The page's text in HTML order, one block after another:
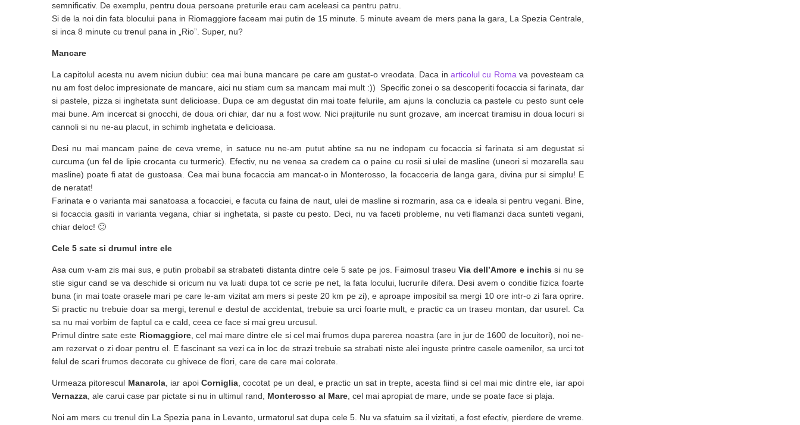
semnificativ. De exemplu, pentru doua persoane preturile erau cam aceleasi ca pentru patru.
Si de la noi din fata blocului pana in Riomaggiore faceam mai putin de 15 minute. 5 minute aveam de mers pana la gara, La Spezia Centrale,
si inca 8 minute cu trenul pana in „Rio”. Super, nu?
Mancare
La capitolul acesta nu avem niciun dubiu: cea mai buna mancare pe care am gustat-o vreodata. Daca inarticolul cu Roma va povesteam ca
nu am fost deloc impresionate de mancare, aici nu stiam cum sa mancam mai mult :)) Specific zonei o sa descoperiti focaccia si farinata, dar
si pastele, pizza si inghetata sunt delicioase. Dupa ce am degustat din mai toate felurile, am ajuns la concluzia ca pastele cu pesto sunt cele
mai bune. Am incercat si gnocchi, de doua ori chiar, dar nu a fost wow. Nici prajiturile nu sunt grozave, am incercat tiramisu in doua locuri si
cannoli si nu ne-au placut, in schimb inghetata e delicioasa.
Desi nu mai mancam paine de ceva vreme, in satuce nu ne-am putut abtine sa nu ne indopam cu focaccia si farinata si am degustat si
curcuma (un fel de lipie crocanta cu turmeric). Efectiv, nu ne venea sa credem ca o paine cu rosii si ulei de masline (uneori si mozarella sau
masline) poate fi atat de gustoasa. Cea mai buna focaccia am mancat-o in Monterosso, la focacceria de langa gara, divina pur si simplu! E
de neratat!
Farinata e o varianta mai sanatoasa a focacciei, e facuta cu faina de naut, ulei de masline si rozmarin, asa ca e ideala si pentru vegani. Bine,
si focaccia gasiti in varianta vegana, chiar si inghetata, si paste cu pesto. Deci, nu va faceti probleme, nu veti flamanzi daca sunteti vegani,
chiar deloc! 🙂
Cele 5 sate si drumul intre ele
Asa cum v-am zis mai sus, e putin probabil sa strabateti distanta dintre cele 5 sate pe jos. Faimosul traseu Via dell’Amore e inchis si nu se
stie sigur cand se va deschide si oricum nu va luati dupa tot ce scrie pe net, la fata locului, lucrurile difera. Desi avem o conditie fizica foarte
buna (in mai toate orasele mari pe care le-am vizitat am mers si peste 20 km pe zi), e aproape imposibil sa mergi 10 ore intr-o zi fara oprire.
Si practic nu trebuie doar sa mergi, terenul e destul de accidentat, trebuie sa urci foarte mult, e practic ca un traseu montan, dar usurel. Ca
sa nu mai vorbim de faptul ca e cald, ceea ce face si mai greu urcusul.
Primul dintre sate este Riomaggiore, cel mai mare dintre ele si cel mai frumos dupa parerea noastra (are in jur de 1600 de locuitori), noi ne-
am rezervat o zi doar pentru el. E fascinant sa vezi ca in loc de strazi trebuie sa strabati niste alei inguste printre casele oamenilor, sa urci tot
felul de scari frumos decorate cu ghivece de flori, care de care mai colorate.
Urmeaza pitorescul Manarola, iar apoiCorniglia , cocotat pe un deal, e practic un sat in trepte, acesta fiind si cel mai mic dintre ele, iar apoi
Vernazza , ale carui case par pictate si nu in ultimul rand, Monterosso al Mare , cel mai apropiat de mare, unde se poate face si plaja.
Noi am mers cu trenul din La Spezia pana in Levanto, urmatorul sat dupa cele 5. Nu va sfatuim sa il vizitati, a fost efectiv, pierdere de vreme.